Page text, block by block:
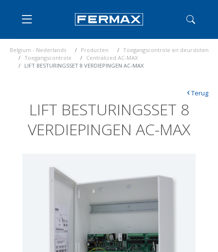
Belgium - Nederlands Producten
Toegangscontrole en deursloten
Toegangscontrole
Centralized AC-MAX
LIFT BESTURINGSSET 8 VERDIEPINGEN AC-MAX
LIFT BESTURINGSSET 8
VERDIEPINGEN AC-MAX
‹Terug